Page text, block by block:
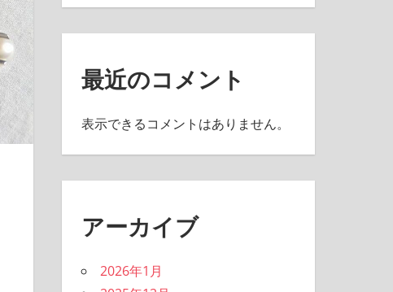
最近のコメント
表示できるコメントはありません。
アーカイブ
2026年1月